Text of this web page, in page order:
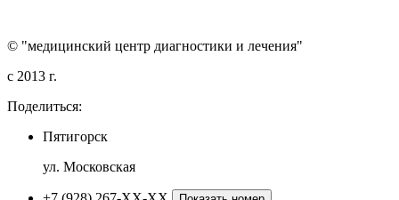
© "медицинский центр диагностики и лечения"
c 2013 г.
Поделиться:
Пятигорск
ул. Московская